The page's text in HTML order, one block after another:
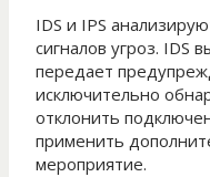
IDS и IPS
сигналов угроз. IDS
передает
исключительно
отклонить
применить
мероприятие.